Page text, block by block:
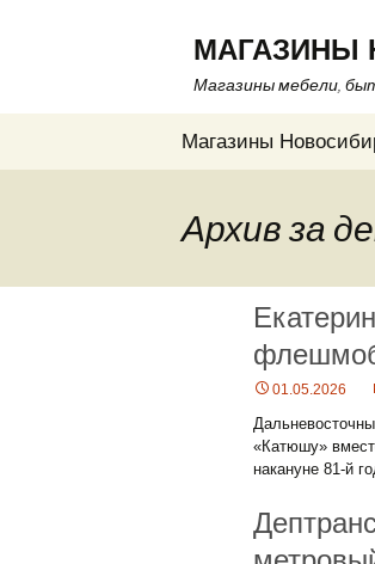
МАГАЗИНЫ
Магазины мебели,
содержимому
Магазины
Архив за
01.05.2026
«Катюшу»
накануне 81-й